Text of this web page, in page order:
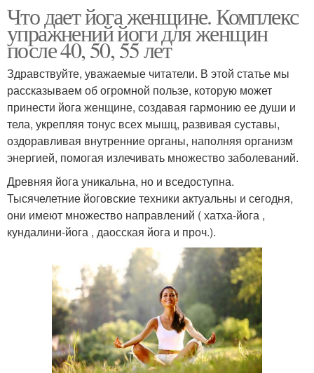
Что дает йога женщине. Комплекс
упражнений йоги для женщин
после 40, 50, 55 лет
Здравствуйте, уважаемые читатели. В этой статье мы
рассказываем об огромной пользе, которую может
принести йога женщине, создавая гармонию ее души и
тела, укрепляя тонус всех мышц, развивая суставы,
оздоравливая внутренние органы, наполняя организм
энергией, помогая излечивать множество заболеваний.
Древняя йога уникальна, но и вседоступна.
Тысячелетние йоговские техники актуальны и сегодня,
они имеют множество направлений ( хатха-йога ,
кундалини-йога , даосская йога и проч.).